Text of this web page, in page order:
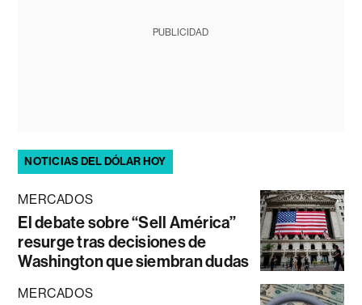
PUBLICIDAD
NOTICIAS DEL DÓLAR HOY
MERCADOS
El debate sobre “Sell América”
resurge tras decisiones de
Washington que siembran dudas
MERCADOS